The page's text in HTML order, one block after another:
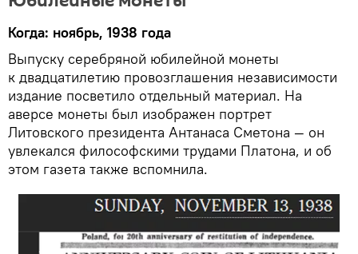
Когда: ноябрь, 1938 года
Выпуску серебряной юбилейной монеты
к двадцатилетию провозглашения независимости
издание посветило отдельный материал. На
аверсе монеты был изображен портрет
Литовского президента Антанаса Сметона — он
увлекался философскими трудами Платона, и об
этом газета также вспомнила.